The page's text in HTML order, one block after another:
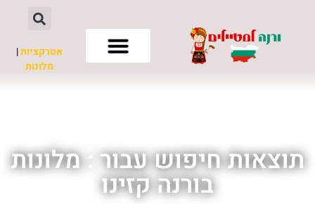
אטרקציות|
מלונות
תוצאות חיפוש עבור : מלונות
בורנה קזינו